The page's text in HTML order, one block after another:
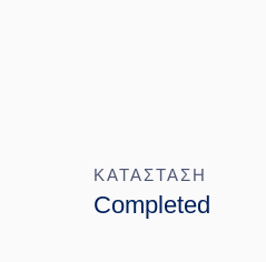
ΚΑΤΑΣΤΑΣΗ
Completed